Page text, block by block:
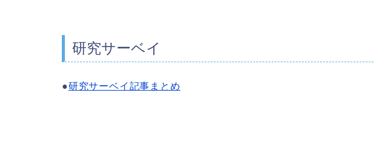
研究サーベイ
●研究サーベイ記事まとめ